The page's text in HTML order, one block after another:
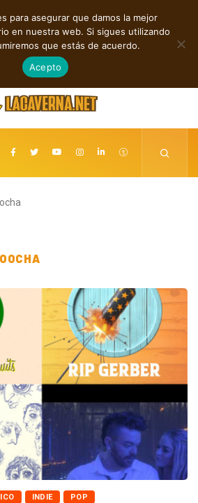
TENDENCIAS
y conexiones digitales Baldy Crawler cuestiona
agosto 9, 2026
INDIE POP
para asegurar que damos la mejor
en nuestra web. Si sigues utilizando
que estás de acuerdo.
Acepto